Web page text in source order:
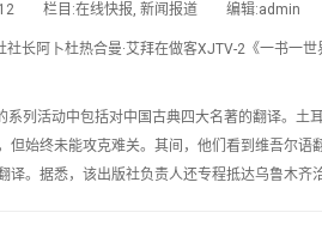
12 栏目:在线快报, 新闻报道 编辑:admin
长阿卜杜热合曼·艾拜在做客XJTV-2《一书一
系列活动中包括对中国古典四大名著的翻译。土
始终未能攻克难关。其间，他们看到维吾尔语
。据悉，该出版社负责人还专程抵达乌鲁木齐